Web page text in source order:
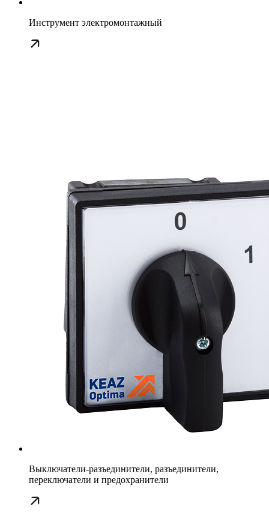
Инструмент электромонтажный
Выключатели-разъединители, разъединители,
переключатели и предохранители